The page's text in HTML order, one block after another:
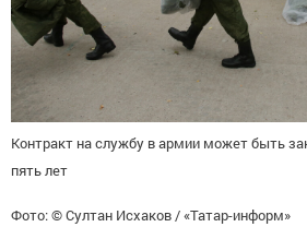
Контракт на службу в армии может быть
пять лет